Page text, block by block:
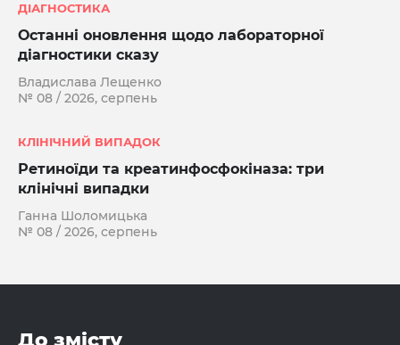
ДІАГНОСТИКА
Останні оновлення щодо лабораторної
діагностики сказу
Владислава Лещенко
№ 08 / 2026, серпень
КЛІНІЧНИЙ ВИПАДОК
Ретиноїди та креатинфосфокіназа: три
клінічні випадки
Ганна Шоломицька
№ 08 / 2026, серпень
До змісту